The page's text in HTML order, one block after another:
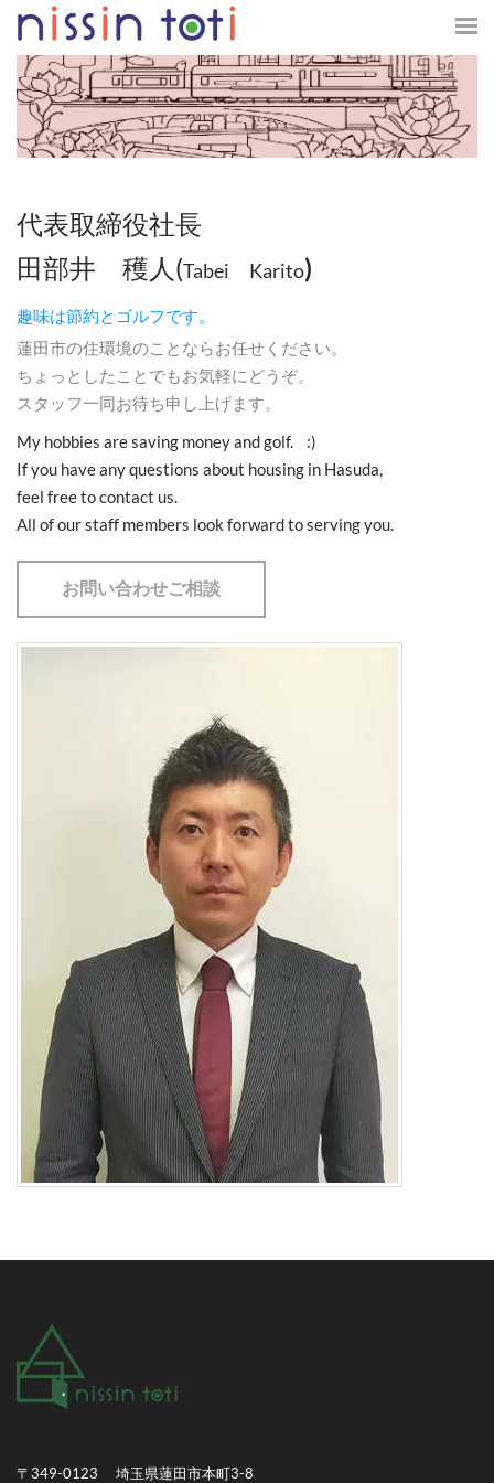
代表取締役社長
​田部井 穫人(Tabei Karito)
趣味は節約とゴルフです。
蓮田市の住環境のことならお任せください。
ちょっとしたことでもお気軽にどうぞ。
スタッフ一同お待ち申し上げます。
My hobbies are saving money and golf. :)
If you have any questions about housing in Hasuda,
​feel free to contact us.
All of our staff members look forward to serving you.
お問い合わせご相談
〒349-0123 埼玉県蓮田市本町3-8